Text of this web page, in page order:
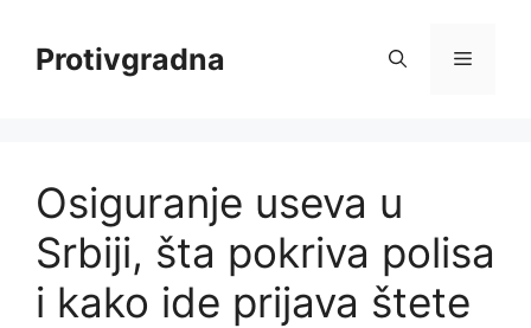
contentProtivgradna Menu
Osiguranje useva u
Srbiji, šta pokriva polisa
i kako ide prijava štete